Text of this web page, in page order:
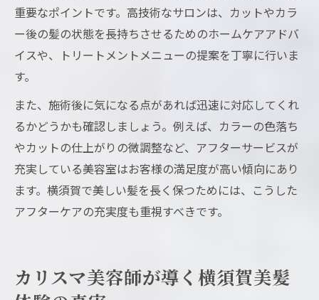
重要なポイントです。高技術なサロンは、カットやカラ
ー後の髪の状態を長持ちさせるためのホームケアアドバ
イスや、トリートメントメニューの提案を丁寧に行いま
す。
また、施術後に気になる点があれば迅速に対応してくれ
るかどうかも確認しましょう。例えば、カラーの色落ち
やカットの仕上がりの微調整など、アフターサービスが
充実している美容室はお客様の満足度が高い傾向にあり
ます。横須賀で美しい髪を長く保つためには、こうした
アフターケアの充実度も重視すべきです。
カリスマ美容師が導く横須賀美髪